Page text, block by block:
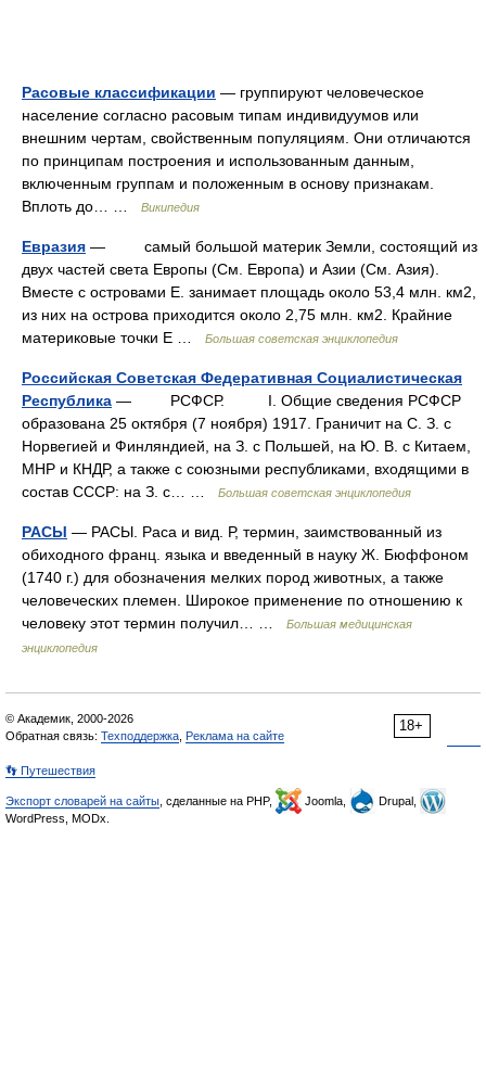
Расовые классификации — группируют человеческое
население согласно расовым типам индивидуумов или
внешним чертам, свойственным популяциям. Они отличаются
по принципам построения и использованным данным,
включенным группам и положенным в основу признакам.
Вплоть до… …
Википедия
Евразия — самый большой материк Земли, состоящий из
двух частей света Европы (См. Европа) и Азии (См. Азия).
Вместе с островами Е. занимает площадь около 53,4 млн. км2,
из них на острова приходится около 2,75 млн. км2. Крайние
материковые точки Е …
Большая советская энциклопедия
Российская Советская Федеративная Социалистическая
Республика — РСФСР. I. Общие сведения РСФСР
образована 25 октября (7 ноября) 1917. Граничит на С. З. с
Норвегией и Финляндией, на З. с Польшей, на Ю. В. с Китаем,
МНР и КНДР, а также с союзными республиками, входящими в
состав СССР: на З. с… …
Большая советская энциклопедия
РАСЫ — РАСЫ. Раса и вид. Р, термин, заимствованный из
обиходного франц. языка и введенный в науку Ж. Бюффоном
(1740 г.) для обозначения мелких пород животных, а также
человеческих племен. Широкое применение по отношению к
человеку этот термин получил… …
Большая медицинская
энциклопедия
18+
© Академик, 2000-2026
Обратная связь: Техподдержка Реклама на сайте
👣 Путешествия
Экспорт словарей на сайты , сделанные на PHP, Joomla,
Drupal,
WordPress, MODx.